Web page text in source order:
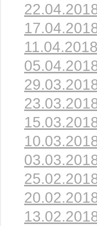
11.04.2018